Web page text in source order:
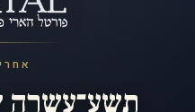
תשע־עשרה